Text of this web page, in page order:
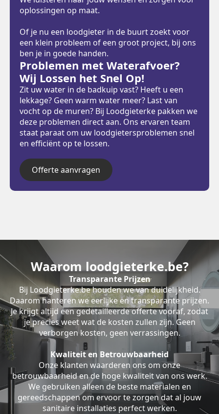
oplossingen op maat.
Of je nu een loodgieter in de buurt zoekt voor
een klein probleem of een groot project, bij ons
ben je in goede handen.
Problemen met Waterafvoer?
Wij Lossen het Snel Op!
Zit uw water in de badkuip vast? Heeft u een
lekkage? Geen warm water meer? Last van
vocht op de muren? Bij Loodgieterke pakken we
deze problemen direct aan. Ons ervaren team
staat paraat om uw loodgietersproblemen snel
en efficiënt op te lossen.
Offerte aanvragen
Waarom loodgieterke.be?
Transparante Prijzen
Bij Loodgieterke.be houden we van duidelijkheid.
Daarom hanteren we eerlijke en transparante prijzen.
Je krijgt altijd een gedetailleerde offerte vooraf, zodat
je precies weet wat de kosten zullen zijn. Geen
verborgen kosten, geen verrassingen.
Kwaliteit en Betrouwbaarheid
Onze klanten waarderen ons om onze
betrouwbaarheid en de hoge kwaliteit van ons werk.
We gebruiken alleen de beste materialen en
gereedschappen om ervoor te zorgen dat al jouw
sanitaire installaties perfect werken.